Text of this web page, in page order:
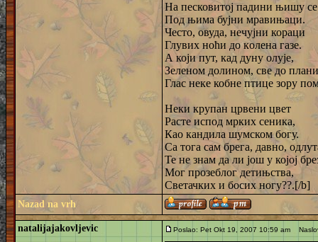
На песковитој падини њишу се
Под њима бујни мравињаци.
Често, овуда, нечујни кораци
Глувих ноћи до кoлeна газе.
А који пут, кад дуну олује,
Зеленом долином, све до
Глас неке кобне птице зору
Неки крупан црвени цвет
Расте испод мрких сеника,
Као кандила шумском богу.
Са тога сам брега, давно,
Те не знам да ли још у којој
Мог прозеблог детињства,
Светачких и босих ногу??.[/b]
Nazad na vrh
natalijajakovljevic Poslao: Pet Okt 19, 2007 10:59 am